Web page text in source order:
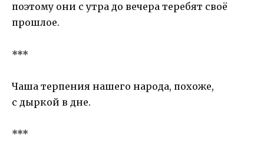
поэтому они с утра до вечера теребят своё
прошлое.
***
Чаша терпения нашего народа, похоже,
с дыркой в дне.
***